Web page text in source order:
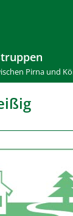
Pirna und